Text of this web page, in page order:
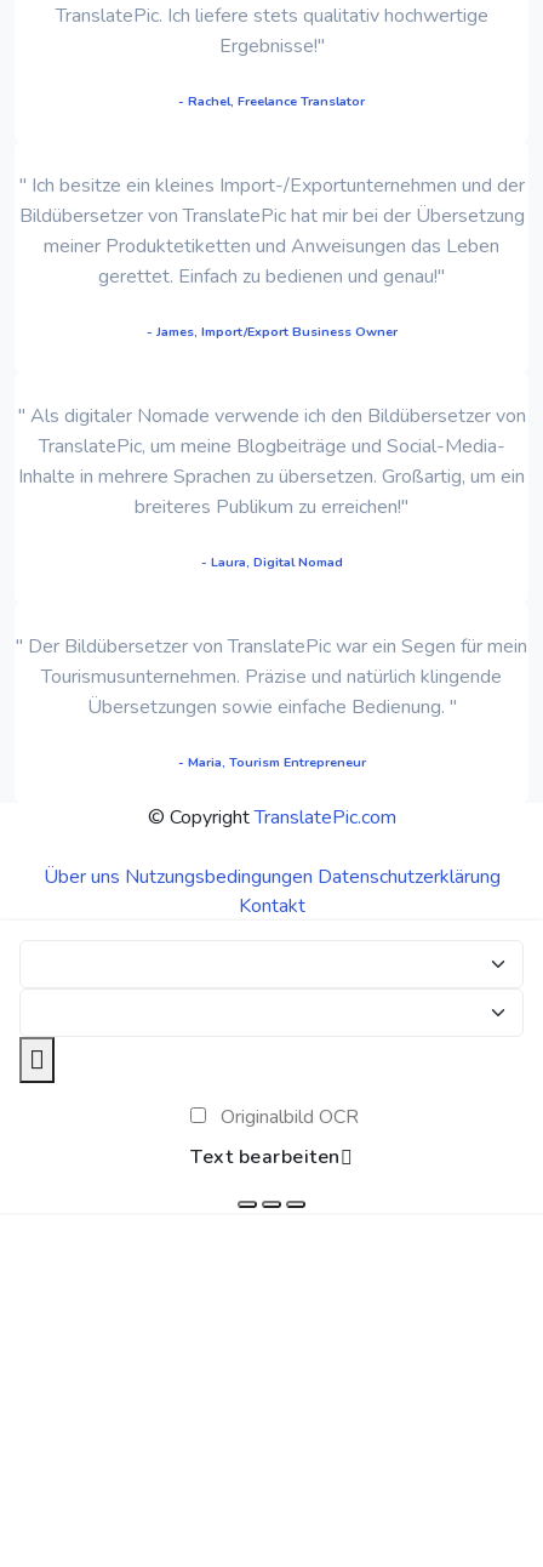
TranslatePic. Ich liefere stets qualitativ hochwertige
Ergebnisse!"
- Rachel, Freelance Translator
" Ich besitze ein kleines Import-/Exportunternehmen und der
Bildübersetzer von TranslatePic hat mir bei der Übersetzung
meiner Produktetiketten und Anweisungen das Leben
gerettet. Einfach zu bedienen und genau!"
- James, Import/Export Business Owner
" Als digitaler Nomade verwende ich den Bildübersetzer von
TranslatePic, um meine Blogbeiträge und Social-Media-
Inhalte in mehrere Sprachen zu übersetzen. Großartig, um ein
breiteres Publikum zu erreichen!"
- Laura, Digital Nomad
" Der Bildübersetzer von TranslatePic war ein Segen für mein
Tourismusunternehmen. Präzise und natürlich klingende
Übersetzungen sowie einfache Bedienung. "
- Maria, Tourism Entrepreneur
© CopyrightTranslatePic.com
Über uns Nutzungsbedingungen Datenschutzerklärung
Kontakt
Originalbild OCR
Text bearbeiten